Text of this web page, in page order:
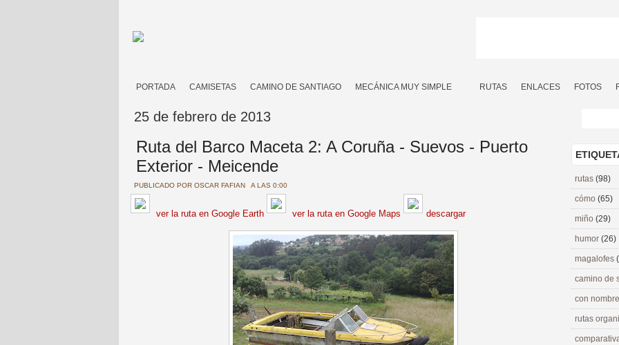
PORTADA CAMISETAS CAMINO DE SANTIAGO MECÁNICA MUY SIMPLE RUTAS ENLACES FOTOS
25 de febrero de 2013
Ruta del Barco Maceta 2: A Coruña - Suevos - Puerto
Exterior - Meicende
PUBLICADO POR OSCAR FAFIAN A LAS 0:00
ver la ruta en Google Earth ver la ruta en Google Maps descargar
rutas (98)
cómo (65)
miño (29)
humor (26)
magalofes
camino de
con
rutas